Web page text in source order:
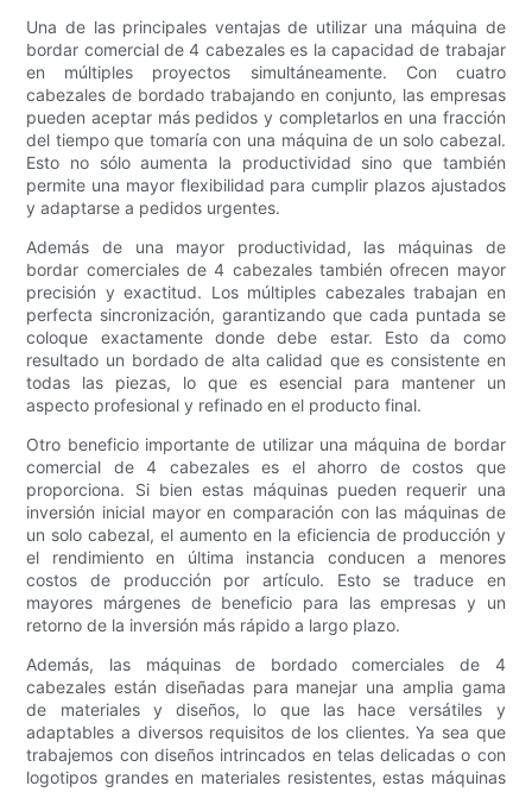
Una de las principales ventajas de utilizar una máquina de
bordar comercial de 4 cabezales es la capacidad de trabajar
en múltiples proyectos simultáneamente. Con cuatro
cabezales de bordado trabajando en conjunto, las empresas
pueden aceptar más pedidos y completarlos en una fracción
del tiempo que tomaría con una máquina de un solo cabezal.
Esto no sólo aumenta la productividad sino que también
permite una mayor flexibilidad para cumplir plazos ajustados
y adaptarse a pedidos urgentes.
Además de una mayor productividad, las máquinas de
bordar comerciales de 4 cabezales también ofrecen mayor
precisión y exactitud. Los múltiples cabezales trabajan en
perfecta sincronización, garantizando que cada puntada se
coloque exactamente donde debe estar. Esto da como
resultado un bordado de alta calidad que es consistente en
todas las piezas, lo que es esencial para mantener un
aspecto profesional y refinado en el producto final.
Otro beneficio importante de utilizar una máquina de bordar
comercial de 4 cabezales es el ahorro de costos que
proporciona. Si bien estas máquinas pueden requerir una
inversión inicial mayor en comparación con las máquinas de
un solo cabezal, el aumento en la eficiencia de producción y
el rendimiento en última instancia conducen a menores
costos de producción por artículo. Esto se traduce en
mayores márgenes de beneficio para las empresas y un
retorno de la inversión más rápido a largo plazo.
Además, las máquinas de bordado comerciales de 4
cabezales están diseñadas para manejar una amplia gama
de materiales y diseños, lo que las hace versátiles y
adaptables a diversos requisitos de los clientes. Ya sea que
trabajemos con diseños intrincados en telas delicadas o con
logotipos grandes en materiales resistentes, estas máquinas